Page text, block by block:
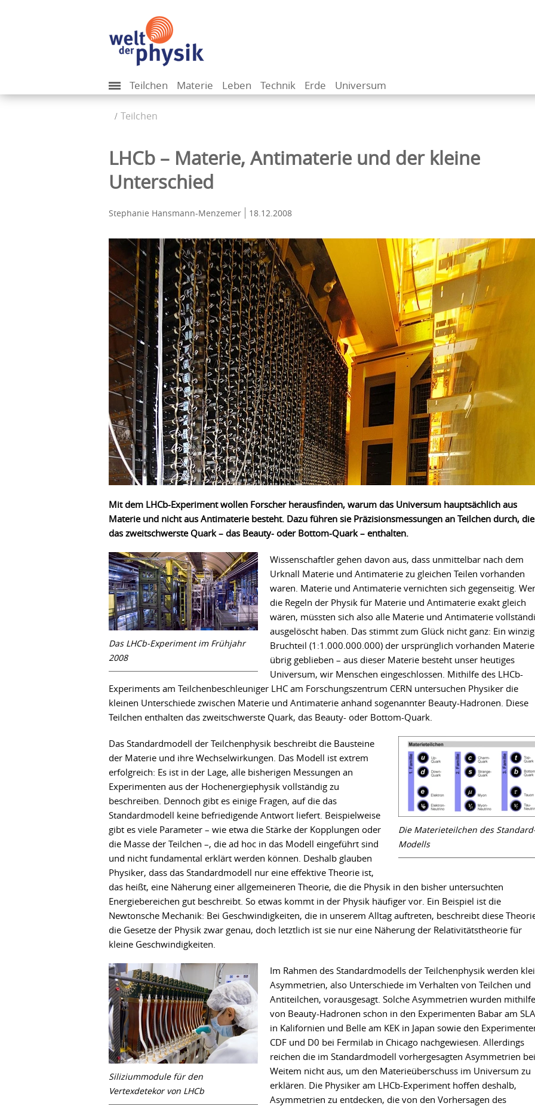
Teilchen Materie Leben Technik Erde Universum
Teilchen
LHCb – Materie, Antimaterie und der kleine
Unterschied
Stephanie Hansmann-Menzemer 18.12.2008
Mit dem LHCb-Experiment wollen Forscher herausfinden, warum das Universum hauptsächlich aus
Materie und nicht aus Antimaterie besteht. Dazu führen sie Präzisionsmessungen an Teilchen durch, die
das zweitschwerste Quark – das Beauty- oder Bottom-Quark – enthalten.
Das LHCb-Experiment im Frühjahr
2008
Wissenschaftler gehen davon aus, dass unmittelbar nach dem
Urknall Materie und Antimaterie zu gleichen Teilen vorhanden
waren. Materie und Antimaterie vernichten sich gegenseitig.
die Regeln der Physik für Materie und Antimaterie exakt gleich
wären, müssten sich also alle Materie und Antimaterie
ausgelöscht haben. Das stimmt zum Glück nicht ganz: Ein
Bruchteil (1:1.000.000.000) der ursprünglich vorhanden
übrig geblieben – aus dieser Materie besteht unser heutiges
Universum, wir Menschen eingeschlossen. Mithilfe des LHCb-
Experiments am Teilchenbeschleuniger LHC am Forschungszentrum CERN untersuchen Physiker die
kleinen Unterschiede zwischen Materie und Antimaterie anhand sogenannter Beauty-Hadronen. Diese
Teilchen enthalten das zweitschwerste Quark, das Beauty- oder Bottom-Quark.
Die Materieteilchen des
Modells
Das Standardmodell der Teilchenphysik beschreibt die Bausteine
der Materie und ihre Wechselwirkungen. Das Modell ist extrem
erfolgreich: Es ist in der Lage, alle bisherigen Messungen an
Experimenten aus der Hochenergiephysik vollständig zu
beschreiben. Dennoch gibt es einige Fragen, auf die das
Standardmodell keine befriedigende Antwort liefert. Beispielweise
gibt es viele Parameter – wie etwa die Stärke der Kopplungen oder
die Masse der Teilchen –, die ad hoc in das Modell eingeführt sind
und nicht fundamental erklärt werden können. Deshalb glauben
Physiker, dass das Standardmodell nur eine effektive Theorie ist,
das heißt, eine Näherung einer allgemeineren Theorie, die die Physik in den bisher untersuchten
Energiebereichen gut beschreibt. So etwas kommt in der Physik häufiger vor. Ein Beispiel ist die
Newtonsche Mechanik: Bei Geschwindigkeiten, die in unserem Alltag auftreten, beschreibt diese
die Gesetze der Physik zwar genau, doch letztlich ist sie nur eine Näherung der Relativitätstheorie für
kleine Geschwindigkeiten.
Siliziummodule für den
Vertexdetekor von LHCb
Im Rahmen des Standardmodells der Teilchenphysik werden
Asymmetrien, also Unterschiede im Verhalten von Teilchen und
Antiteilchen, vorausgesagt. Solche Asymmetrien wurden mithilfe
von Beauty-Hadronen schon in den Experimenten Babar am
in Kalifornien und Belle am KEK in Japan sowie den
CDF und D0 bei Fermilab in Chicago nachgewiesen. Allerdings
reichen die im Standardmodell vorhergesagten Asymmetrien bei
Weitem nicht aus, um den Materieüberschuss im Universum zu
erklären. Die Physiker am LHCb-Experiment hoffen deshalb,
Asymmetrien zu entdecken, die von den Vorhersagen des